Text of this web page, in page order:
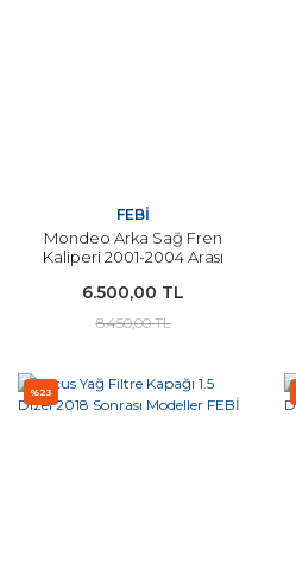
FEBİ
Mondeo Arka Sağ Fren
Kaliperi 2001-2004 Arası
6.500,00 TL
8.450,00 TL
%23